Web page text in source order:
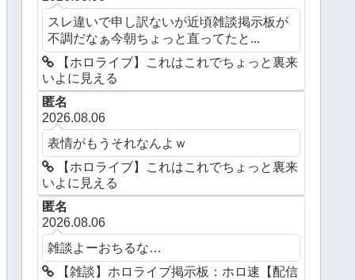
スレ違いで申し訳ないが近頃雑談掲示板が
不調だなぁ今朝ちょっと直ってたと...
【ホロライブ】これはこれでちょっと裏来
いよに見える
匿名
2026.08.06
表情がもうそれなんよｗ
【ホロライブ】これはこれでちょっと裏来
いよに見える
匿名
2026.08.06
雑談よーおちるな…
【雑談】ホロライブ掲示板：ホロ速【配信